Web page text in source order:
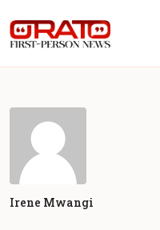
Irene Mwangi